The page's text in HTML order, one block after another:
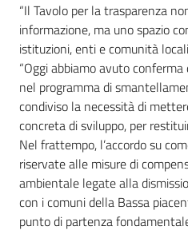
“Il Tavolo per la trasparenza
informazione, ma uno spazio
istituzioni, enti e comunità
“Oggi abbiamo avuto
nel programma di
condiviso la necessità di
concreta di sviluppo, per
Nel frattempo, l’accordo su
riservate alle misure di
ambientale legate alla
con i comuni della Bassa
punto di partenza